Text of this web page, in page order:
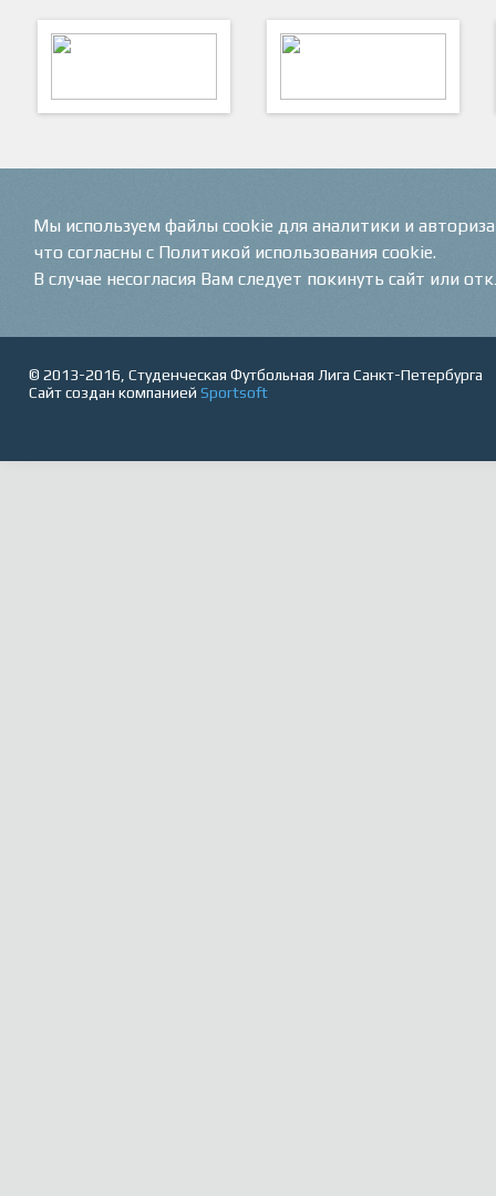
© 2013-2016, Студенческая Футбольная Лига Санкт-Петербурга
Сайт создан компанией Sportsoft
Мы используем файлы cookie для аналитики и
что согласны с Политикой использования cookie.
В случае несогласия Вам следует покинуть сайт или